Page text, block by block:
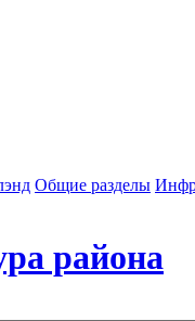
Общие разделы
района